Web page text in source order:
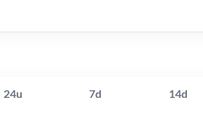
24u 7d 14d